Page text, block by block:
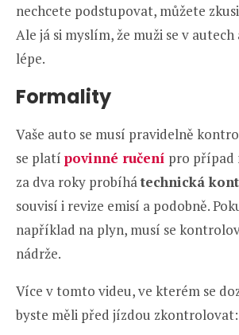
nechcete podstupovat, můžete
Ale já si myslím, že muži se v
lépe.
Formality
Vaše auto se musí pravidelně
se platí povinné ručení pro případ
za dva roky probíhátechnická
souvisí i revize emisí a podobně.
například na plyn, musí se
nádrže.
Více v tomto videu, ve kterém se
byste měli před jízdou zkontrolovat: